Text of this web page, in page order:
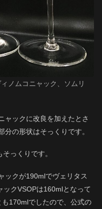
ノムコニャック、ソムリ
ャックに改良を加えたとさ
の形状はそっくりです。
っくりです。
ックが190mlでヴェリタス
クVSOPは160mlとなって
170mlでしたので、公式の